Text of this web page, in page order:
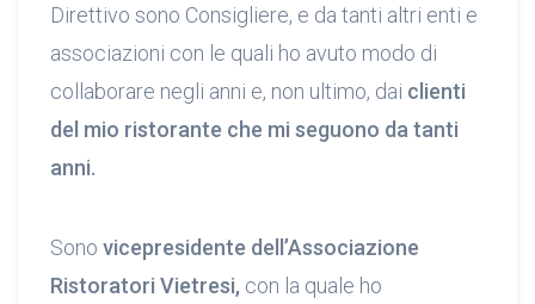
Direttivo sono Consigliere, e da tanti altri enti e
associazioni con le quali ho avuto modo di
collaborare negli anni e, non ultimo, dai clienti
del mio ristorante che mi seguono da tanti
anni.
Sono vicepresidente dell’Associazione
Ristoratori Vietresi, con la quale ho